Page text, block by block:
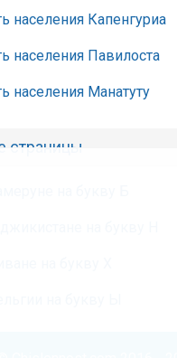
населения Капенгуриа
населения Павилоста
населения Манатуту
страницы